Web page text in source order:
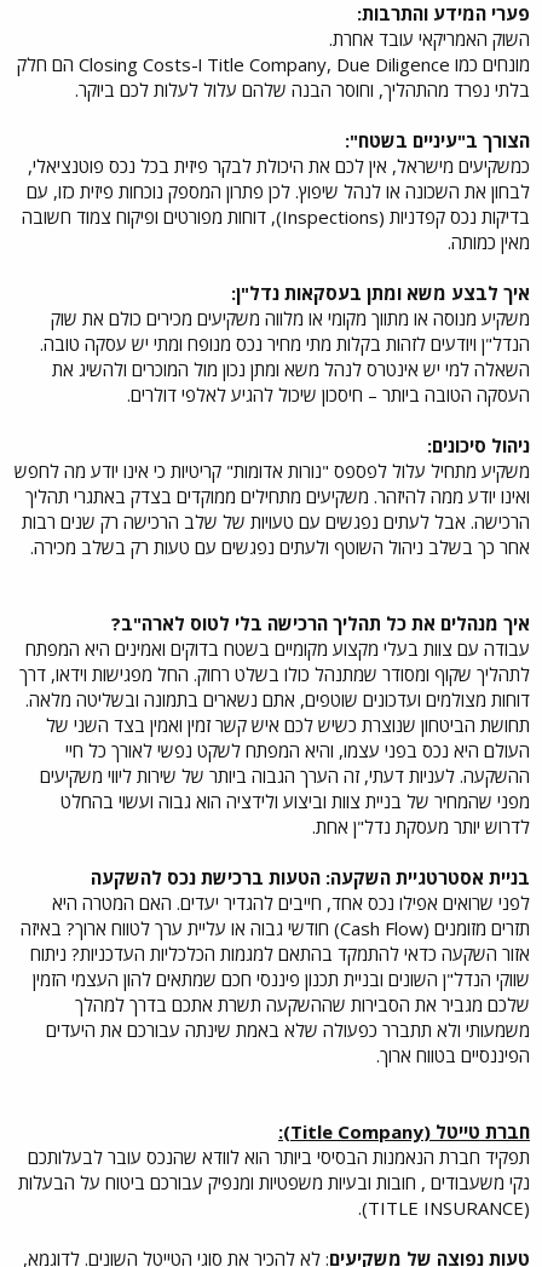
פערי המידע והתרבות:
השוק האמריקאי עובד אחרת.
מונחים כמו Title Company, Due Diligence ו-Closing Costs הם חלק
בלתי נפרד מהתהליך, וחוסר הבנה שלהם עלול לעלות לכם ביוקר.
הצורך ב"עיניים בשטח":
כמשקיעים מישראל, אין לכם את היכולת לבקר פיזית בכל נכס פוטנציאלי,
לבחון את השכונה או לנהל שיפוץ. לכן פתרון המספק נוכחות פיזית כזו, עם
בדיקות נכס קפדניות (Inspections), דוחות מפורטים ופיקוח צמוד חשובה
מאין כמותה.
איך לבצע משא ומתן בעסקאות נדל"ן:
משקיע מנוסה או מתווך מקומי או מלווה משקיעים מכירים כולם את שוק
הנדל"ן ויודעים לזהות בקלות מתי מחיר נכס מנופח ומתי יש עסקה טובה.
השאלה למי יש אינטרס לנהל משא ומתן נכון מול המוכרים ולהשיג את
העסקה הטובה ביותר – חיסכון שיכול להגיע לאלפי דולרים.
ניהול סיכונים:
משקיע מתחיל עלול לפספס "נורות אדומות" קריטיות כי אינו יודע מה לחפש
ואינו יודע ממה להיזהר. משקיעים מתחילים ממוקדים בצדק באתגרי תהליך
הרכישה. אבל לעתים נפגשים עם טעויות של שלב הרכישה רק שנים רבות
אחר כך בשלב ניהול השוטף ולעתים נפגשים עם טעות רק בשלב מכירה.
איך מנהלים את כל תהליך הרכישה בלי לטוס לארה"ב?
עבודה עם צוות בעלי מקצוע מקומיים בשטח בדוקים ואמינים היא המפתח
לתהליך שקוף ומסודר שמתנהל כולו בשלט רחוק. החל מפגישות וידאו, דרך
דוחות מצולמים ועדכונים שוטפים, אתם נשארים בתמונה ובשליטה מלאה.
תחושת הביטחון שנוצרת כשיש לכם איש קשר זמין ואמין בצד השני של
העולם היא נכס בפני עצמו, והיא המפתח לשקט נפשי לאורך כל חיי
ההשקעה. לעניות דעתי, זה הערך הגבוה ביותר של שירות ליווי משקיעים
מפני שהמחיר של בניית צוות וביצוע ולידציה הוא גבוה ועשוי בהחלט
לדרוש יותר מעסקת נדל"ן אחת.
בניית אסטרטגיית השקעה: הטעות ברכישת נכס להשקעה
לפני שרואים אפילו נכס אחד, חייבים להגדיר יעדים. האם המטרה היא
תזרים מזומנים (Cash Flow) חודשי גבוה או עליית ערך לטווח ארוך? באיזה
אזור השקעה כדאי להתמקד בהתאם למגמות הכלכליות העדכניות? ניתוח
שווקי הנדל"ן השונים ובניית תכנון פיננסי חכם שמתאים להון העצמי הזמין
שלכם מגביר את הסבירות שההשקעה תשרת אתכם בדרך למהלך
משמעותי ולא תתברר כפעולה שלא באמת שינתה עבורכם את היעדים
הפיננסיים בטווח ארוך.
חברת טייטל (Title Company):
תפקיד חברת הנאמנות הבסיסי ביותר הוא לוודא שהנכס עובר לבעלותכם
נקי משעבודים , חובות ובעיות משפטיות ומנפיק עבורכם ביטוח על הבעלות
(TITLE INSURANCE).
טעות נפוצה של משקיעים: לא להכיר את סוגי הטייטל השונים. לדוגמא,